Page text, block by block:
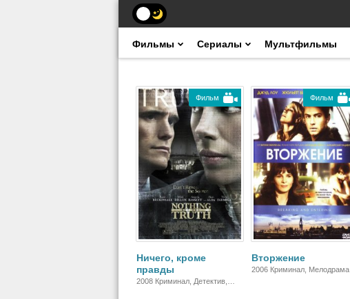
Фильмы Сериалы Мультфильмы
Фильм
Ничего, кроме
правды
2008 Криминал, Детектив,
Фильм
Вторжение
2006 Криминал, Мелодрама,